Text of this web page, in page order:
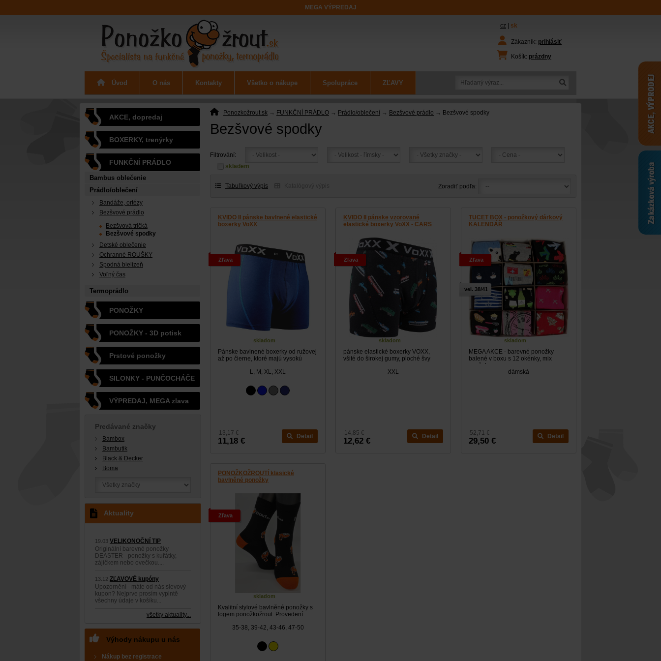
cz sk
Zákazník: prihlásiť
Košík: prázdny
Úvod O nás Kontakty Všetko o nákupe Spolupráce ZĽAVY
Ponozkožrout.sk → FUNKČNÍ PRÁDLO → Prádlo/oblečení → Bezšvové prádlo → Bezšvové spodky
Bezšvové spodky
Filtrování:
skladem
Tabuľkový výpis Zoradiť podľa:
KVIDO II pánske bavlnené elastické
boxerky VoXX
skladom
Pánske bavlnené boxerky od ružovej
až po čierne, ktoré majú vysokú
L, M, XL, XXL
Zľava
13,17 €
11,18 € Detail
KVIDO II pánske vzorované
elastické boxerky VoXX - CARS
skladom
pánske elastické boxerky VOXX,
všité do širokej gumy, ploché švy
XXL
Zľava
14,85 €
12,62 € Detail
TUCET BOX - ponožkový dárkový
KALENDÁŘ
skladom
MEGA AKCE - barevné ponožky
balené v boxu s 12 okénky, mix
značek...
dámská
vel. 38/41
Zľava
52,71 €
29,50 € Detail
PONOŽKOŽROUTÍ klasické
bavlněné ponožky
skladom
Kvalitní stylové bavlněné ponožky s
logem ponožkožrout. Provedení...
35-38, 39-42, 43-46, 47-50
Zľava
AKCE, dopredaj
BOXERKY, trenýrky
FUNKČNÍ PRÁDLO
Bambus oblečenie
Prádlo/oblečení
Bandáže, ortézy
Bezšvové prádlo
Bezšvová tričká
Bezšvové spodky
Detské oblečenie
Ochranné ROUŠKY
Spodná bielizeň
Voľný čas
Termoprádlo
PONOŽKY
PONOŽKY - 3D potisk
Prstové ponožky
SILONKY - PUNČOCHÁČE
VÝPREDAJ, MEGA zlava
Predávané značky
Bambox
Bambutik
Black & Decker
Boma
Aktuality
19.03 VELIKONOČNÍ TIP
Originální barevné ponožky
DEASTER - ponožky s kuřátky,
zájíčkem nebo ovečkou....
13.12 ZĽAVOVÉ kupóny
Upozornění - máte od nás slevový
kupon? Nejprve prosím vyplntě
všechny údaje v košíku...
všetky aktuality...
Výhody nákupu u nás
Nákup bez registrace
MEGA VÝPREDAJ